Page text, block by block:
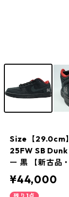
Size【29.0cm
25FW SB
ー 黒 【新古品
¥44,000